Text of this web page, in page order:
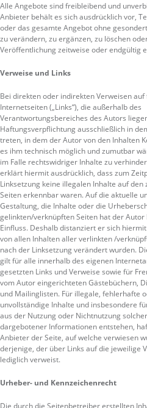
Alle Angebote sind freibleibend und
Anbieter behält es sich ausdrücklich vor,
oder das gesamte Angebot ohne
zu verändern, zu ergänzen, zu löschen
Veröffentlichung zeitweise oder endgültig
Verweise und Links
Bei direkten oder indirekten Verweisen auf
Internetseiten („Links“), die außerhalb des
Verantwortungsbereiches des Autors
Haftungsverpflichtung ausschließlich in
treten, in dem der Autor von den Inhalten
es ihm technisch möglich und zumutbar
im Falle rechtswidriger Inhalte zu
erklärt hiermit ausdrücklich, dass zum
Linksetzung keine illegalen Inhalte auf den
Seiten erkennbar waren. Auf die aktuelle
Gestaltung, die Inhalte oder die
gelinkten/verknüpften Seiten hat der Autor
Einfluss. Deshalb distanziert er sich
von allen Inhalten aller verlinkten /
nach der Linksetzung verändert wurden.
gilt für alle innerhalb des eigenen
gesetzten Links und Verweise sowie für
vom Autor eingerichteten Gästebüchern,
und Mailinglisten. Für illegale, fehlerhafte
unvollständige Inhalte und insbesondere
aus der Nutzung oder Nichtnutzung
dargebotener Informationen entstehen,
Anbieter der Seite, auf welche verwiesen
derjenige, der über Links auf die jeweilige
lediglich verweist.
Urheber- und Kennzeichenrecht
Die durch die Seitenbetreiber erstellten